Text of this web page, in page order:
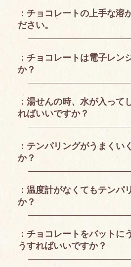
：チョコレートの上手な溶
ださい。
：チョコレートは電子レン
か？
：湯せんの時、水が入って
ればいいですか？
：テンパリングがうまくい
か？
：温度計がなくてもテンパ
か？
：チョコレートをバットに
うすればいいですか？